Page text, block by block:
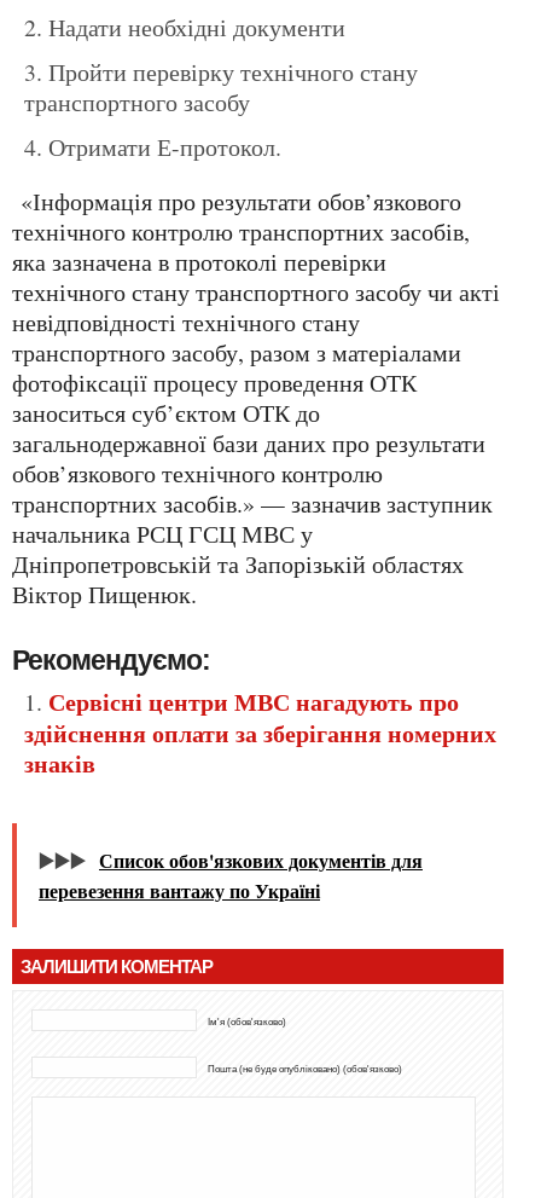
Надати необхідні документи
Пройти перевірку технічного стану
транспортного засобу
Отримати Е-протокол.
«Інформація про результати обов’язкового
технічного контролю транспортних засобів,
яка зазначена в протоколі перевірки
технічного стану транспортного засобу чи акті
невідповідності технічного стану
транспортного засобу, разом з матеріалами
фотофіксації процесу проведення ОТК
заноситься суб’єктом ОТК до
загальнодержавної бази даних про результати
обов’язкового технічного контролю
транспортних засобів.» — зазначив заступник
начальника РСЦ ГСЦ МВС у
Дніпропетровській та Запорізькій областях
Віктор Пищенюк.
Рекомендуємо:
Сервісні центри МВС нагадують про
здійснення оплати за зберігання номерних
знаків
▶️▶️▶️ Список обов'язкових документів для
перевезення вантажу по Україні
ЗАЛИШИТИ КОМЕНТАР
Ім'я (обов'язково)
Пошта (не буде опубліковано) (обов'язково)